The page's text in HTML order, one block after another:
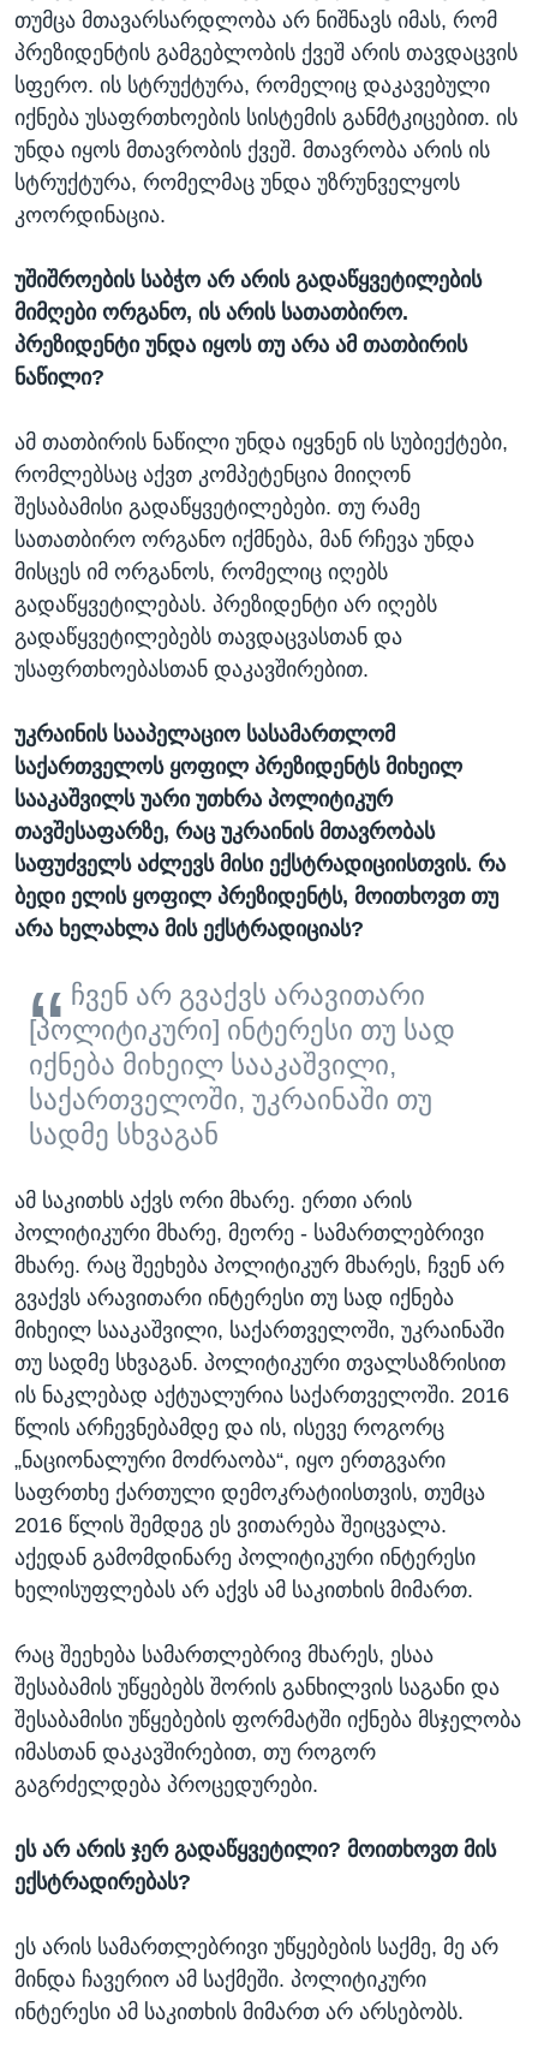
თუმცა მთავარსარდლობა არ ნიშნავს იმას, რომ
პრეზიდენტის გამგებლობის ქვეშ არის თავდაცვის
სფერო. ის სტრუქტურა, რომელიც დაკავებული
იქნება უსაფრთხოების სისტემის განმტკიცებით. ის
უნდა იყოს მთავრობის ქვეშ. მთავრობა არის ის
სტრუქტურა, რომელმაც უნდა უზრუნველყოს
კოორდინაცია.
უშიშროების საბჭო არ არის გადაწყვეტილების
მიმღები ორგანო, ის არის სათათბირო.
პრეზიდენტი უნდა იყოს თუ არა ამ თათბირის
ნაწილი?
ამ თათბირის ნაწილი უნდა იყვნენ ის სუბიექტები,
რომლებსაც აქვთ კომპეტენცია მიიღონ
შესაბამისი გადაწყვეტილებები. თუ რამე
სათათბირო ორგანო იქმნება, მან რჩევა უნდა
მისცეს იმ ორგანოს, რომელიც იღებს
გადაწყვეტილებას. პრეზიდენტი არ იღებს
გადაწყვეტილებებს თავდაცვასთან და
უსაფრთხოებასთან დაკავშირებით.
უკრაინის სააპელაციო სასამართლომ
საქართველოს ყოფილ პრეზიდენტს მიხეილ
სააკაშვილს უარი უთხრა პოლიტიკურ
თავშესაფარზე, რაც უკრაინის მთავრობას
საფუძველს აძლევს მისი ექსტრადიციისთვის. რა
ბედი ელის ყოფილ პრეზიდენტს, მოითხოვთ თუ
არა ხელახლა მის ექსტრადიციას?
ჩვენ არ გვაქვს არავითარი
[პოლიტიკური] ინტერესი თუ სად
იქნება მიხეილ სააკაშვილი,
საქართველოში, უკრაინაში თუ
სადმე სხვაგან
ამ საკითხს აქვს ორი მხარე. ერთი არის
პოლიტიკური მხარე, მეორე - სამართლებრივი
მხარე. რაც შეეხება პოლიტიკურ მხარეს, ჩვენ არ
გვაქვს არავითარი ინტერესი თუ სად იქნება
მიხეილ სააკაშვილი, საქართველოში, უკრაინაში
თუ სადმე სხვაგან. პოლიტიკური თვალსაზრისით
ის ნაკლებად აქტუალურია საქართველოში. 2016
წლის არჩევნებამდე და ის, ისევე როგორც
„ნაციონალური მოძრაობა“, იყო ერთგვარი
საფრთხე ქართული დემოკრატიისთვის, თუმცა
2016 წლის შემდეგ ეს ვითარება შეიცვალა.
აქედან გამომდინარე პოლიტიკური ინტერესი
ხელისუფლებას არ აქვს ამ საკითხის მიმართ.
რაც შეეხება სამართლებრივ მხარეს, ესაა
შესაბამის უწყებებს შორის განხილვის საგანი და
შესაბამისი უწყებების ფორმატში იქნება მსჯელობა
იმასთან დაკავშირებით, თუ როგორ
გაგრძელდება პროცედურები.
ეს არ არის ჯერ გადაწყვეტილი? მოითხოვთ მის
ექსტრადირებას?
ეს არის სამართლებრივი უწყებების საქმე, მე არ
მინდა ჩავერიო ამ საქმეში. პოლიტიკური
ინტერესი ამ საკითხის მიმართ არ არსებობს.